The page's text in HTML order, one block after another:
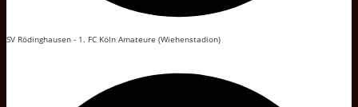
SV Rödinghausen - 1. FC Köln Amateure (Wiehenstadion)